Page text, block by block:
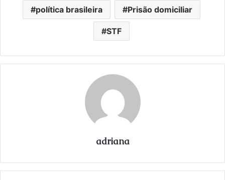
política brasileira Prisão domiciliar
STF
adriana